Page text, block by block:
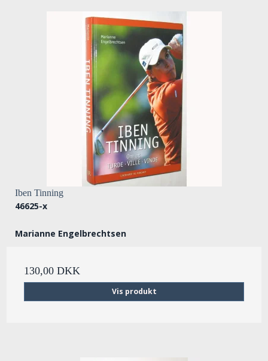
Iben Tinning
46625-x
Marianne Engelbrechtsen
130,00 DKK
Vis produkt